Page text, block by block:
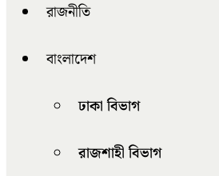
রাজনীতি
বাংলাদেশ
ঢাকা বিভাগ
রাজশাহী বিভাগ